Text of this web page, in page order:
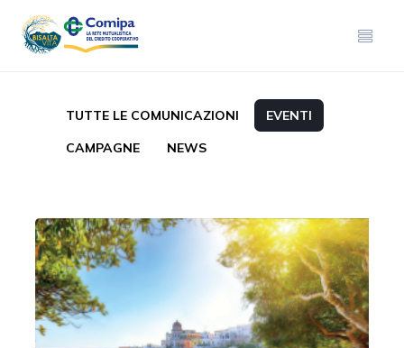
TUTTE LE COMUNICAZIONI EVENTI
CAMPAGNE NEWS